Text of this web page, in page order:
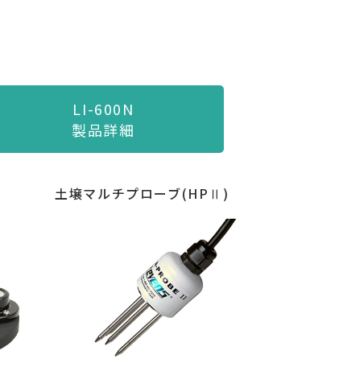
LI-600N
製品詳細
土壌マルチプローブ(HPⅡ)